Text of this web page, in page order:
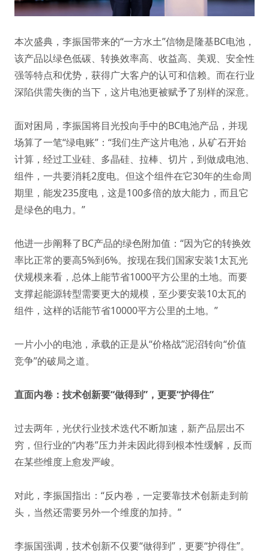
本次盛典，李振国带来的“一方水土”信物是隆基BC电池，
该产品以绿色低碳、转换效率高、收益高、美观、安全性
强等特点和优势，获得广大客户的认可和信赖。而在行业
深陷供需失衡的当下，这片电池更被赋予了别样的深意。
面对困局，李振国将目光投向手中的BC电池产品，并现
场算了一笔“绿电账”：“我们生产这片电池，从矿石开始
计算，经过工业硅、多晶硅、拉棒、切片，到做成电池、
组件，一共要消耗2度电。但这个组件在它30年的生命周
期里，能发235度电，这是100多倍的放大能力，而且它
是绿色的电力。”
他进一步阐释了BC产品的绿色附加值：“因为它的转换效
率比正常的要高5%到6%。按现在我们国家安装1太瓦光
伏规模来看，总体上能节省1000平方公里的土地。而要
支撑起能源转型需要更大的规模，至少要安装10太瓦的
组件，这样的话能节省10000平方公里的土地。”
一片小小的电池，承载的正是从“价格战”泥沼转向“价值
竞争”的破局之道。
直面内卷：技术创新要“做得到”，更要“护得住”
过去两年，光伏行业技术迭代不断加速，新产品层出不
穷，但行业的“内卷”压力并未因此得到根本性缓解，反而
在某些维度上愈发严峻。
对此，李振国指出：“反内卷，一定要靠技术创新走到前
头，当然还需要另外一个维度的加持。”
李振国强调，技术创新不仅要“做得到”，更要“护得住”。